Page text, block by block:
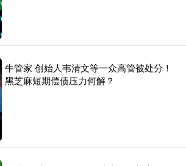
牛管家 创始人韦清文等一众高管被处分！
黑芝麻短期偿债压力何解？